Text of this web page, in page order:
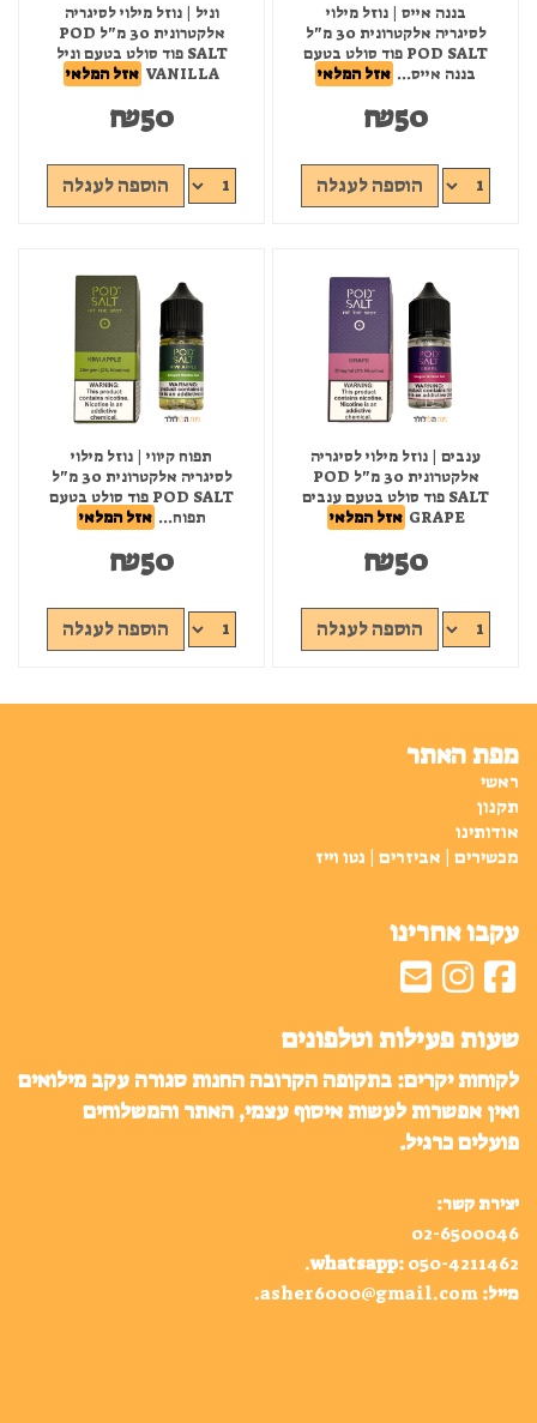
בננה אייס | נוזל מילוי
לסיגריה אלקטרונית 30 מ"ל
POD SALT פוד סולט בטעם
בננה אייס... אזל המלאי
₪50
הוספה לעגלה
וניל | נוזל מילוי לסיגריה
אלקטרונית 30 מ"ל POD
SALT פוד סולט בטעם וניל
VANILLA אזל המלאי
₪50
הוספה לעגלה
ענבים | נוזל מילוי לסיגריה
אלקטרונית 30 מ"ל POD
SALT פוד סולט בטעם ענבים
GRAPE אזל המלאי
₪50
הוספה לעגלה
תפוח קיווי | נוזל מילוי
לסיגריה אלקטרונית 30 מ"ל
POD SALT פוד סולט בטעם
תפוח... אזל המלאי
₪50
הוספה לעגלה
מפת האתר
ראשי
תקנון
אודותינו
מכשירים | אביזרים | נטו וייז
עקבו אחרינו
שעות פעילות וטלפונים
לקוחות יקרים: בתקופה הקרובה החנות סגורה עקב מילואים
ואין אפשרות לעשות איסוף עצמי, האתר והמשלוחים
פועלים כרגיל.
יצירת קשר:
02-6500046
whatsapp: 050-4211462
.
מייל: asher6000@gmail.com
.